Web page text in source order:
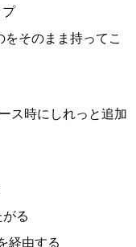
そのまま持ってこ
ス時にしれっと追加
る
経由する